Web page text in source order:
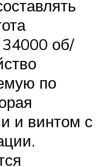
об/
по
и винтом с